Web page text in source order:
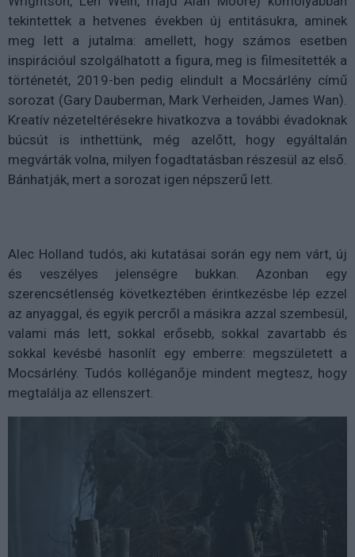
tekintettek a hetvenes években új entitásukra, aminek
meg lett a jutalma: amellett, hogy számos esetben
inspirációul szolgálhatott a figura, meg is filmesítették a
történetét, 2019-ben pedig elindult a Mocsárlény című
sorozat (Gary Dauberman, Mark Verheiden, James Wan).
Kreatív nézeteltérésekre hivatkozva a további évadoknak
búcsút is inthettünk, még azelőtt, hogy egyáltalán
megvárták volna, milyen fogadtatásban részesül az első.
Bánhatják, mert a sorozat igen népszerű lett.
Alec Holland tudós, aki kutatásai során egy nem várt, új
és veszélyes jelenségre bukkan. Azonban egy
szerencsétlenség következtében érintkezésbe lép ezzel
az anyaggal, és egyik percről a másikra azzal szembesül,
valami más lett, sokkal erősebb, sokkal zavartabb és
sokkal kevésbé hasonlít egy emberre: megszületett a
Mocsárlény. Tudós kolléganője mindent megtesz, hogy
megtalálja az ellenszert.